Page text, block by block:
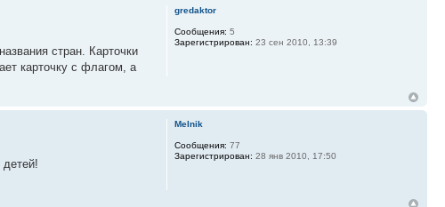
стран. Карточки
карточку с флагом, а
gredaktor
Сообщения: 5
Зарегистрирован: 23 сен 2010, 13:39
Melnik
Сообщения: 77
Зарегистрирован: 28 янв 2010, 17:50